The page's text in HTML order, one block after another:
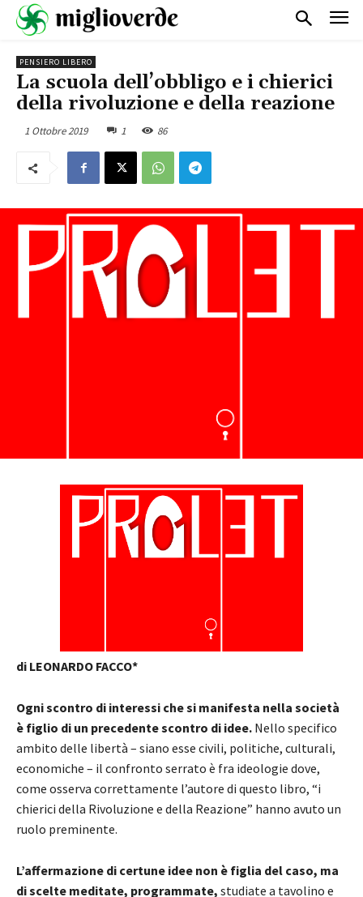
PENSIERO LIBERO
La scuola dell’obbligo e i chierici
della rivoluzione e della reazione
1 Ottobre 2019 1 86
di LEONARDO FACCO*
Ogni scontro di interessi che si manifesta nella società
è figlio di un precedente scontro di idee. Nello specifico
ambito delle libertà – siano esse civili, politiche, culturali,
economiche – il confronto serrato è fra ideologie dove,
come osserva correttamente l’autore di questo libro, “i
chierici della Rivoluzione e della Reazione” hanno avuto un
ruolo preminente.
L’affermazione di certune idee non è figlia del caso, ma
di scelte meditate, programmate, studiate a tavolino e